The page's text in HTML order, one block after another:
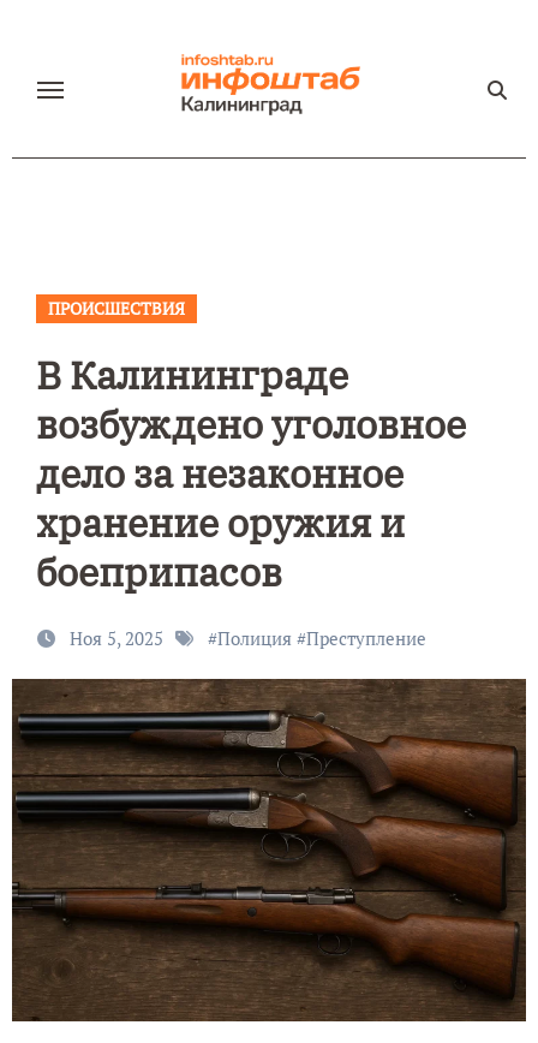
содержанию
ПРОИСШЕСТВИЯ
В Калининграде
возбуждено уголовное
дело за незаконное
хранение оружия и
боеприпасов
Ноя 5, 2025 #Полиция#Преступление